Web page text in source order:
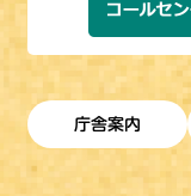
庁舎案内